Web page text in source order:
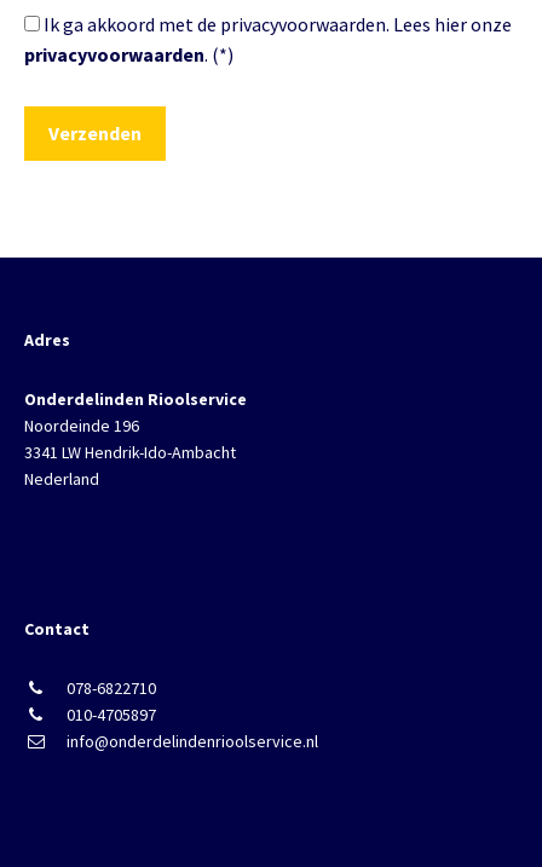
Ik ga akkoord met de privacyvoorwaarden. Lees hier onze
privacyvoorwaarden. (*)
Adres
Onderdelinden Rioolservice
Noordeinde 196
3341 LW Hendrik-Ido-Ambacht
Nederland
Contact
078-6822710
010-4705897
info@onderdelindenrioolservice.nl